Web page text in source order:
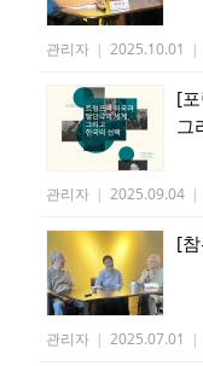
관리자 | 2025.10.01 |
[
그
관리자 | 2025.09.04 |
[
관리자 | 2025.07.01 |